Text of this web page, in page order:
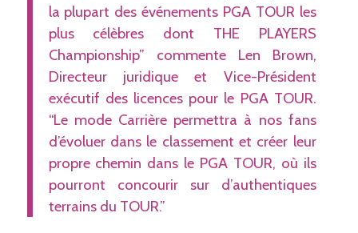
la plupart des événements PGA TOUR les
plus célèbres dont THE PLAYERS
Championship” commente Len Brown,
Directeur juridique et Vice-Président
exécutif des licences pour le PGA TOUR.
“Le mode Carrière permettra à nos fans
d’évoluer dans le classement et créer leur
propre chemin dans le PGA TOUR, où ils
pourront concourir sur d’authentiques
terrains du TOUR.”